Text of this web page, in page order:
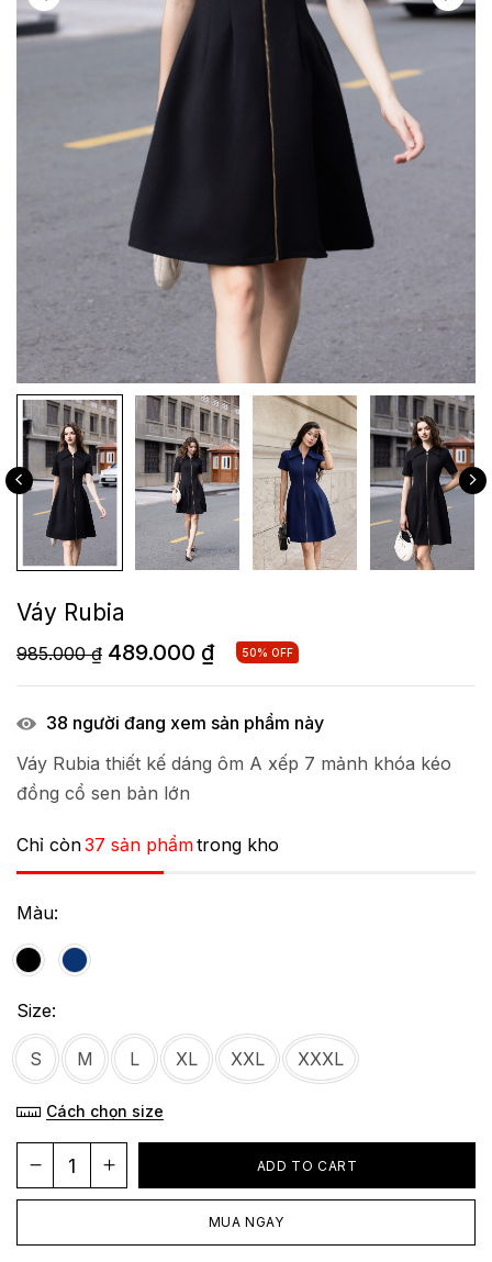
Váy Rubia
985.000₫ 489.000 ₫ 50% OFF
38 người đang xem sản phẩm này
Váy Rubia thiết kế dáng ôm A xếp 7 mảnh khóa kéo
đồng cổ sen bản lớn
Chỉ còn37 sản phẩmtrong kho
Màu
Size
S M L XL XXL XXXL
Cách chọn size
ADD TO CART
MUA NGAY